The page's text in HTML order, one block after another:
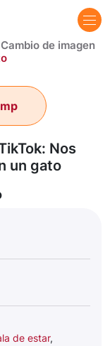
Cambio de imagen
Nos
un gato
de estar,